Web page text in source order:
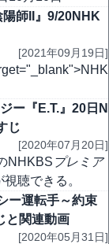
師II』9/20NHK
[2021年09月19日]
ー『E.T.』20日N
じ
[2020年07月20日]
NHKBS プレミア
聴できる。
ー運転手～約束
と関連動画
[2020年05月31日]